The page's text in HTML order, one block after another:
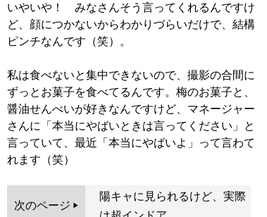
いやいや！ みなさんそう言ってくれるんですけ
ど、顔につかないからわかりづらいだけで、結構
ピンチなんです（笑）。
私は食べないと集中できないので、撮影の合間に
ずっとお菓子を食べてるんです。梅のお菓子と、
醤油せんべいが好きなんですけど、マネージャー
さんに「本当にやばいときは言ってください」と
言っていて、最近「本当にやばいよ」って言わて
れます（笑）
次のページ
陽キャに見られるけど、実際